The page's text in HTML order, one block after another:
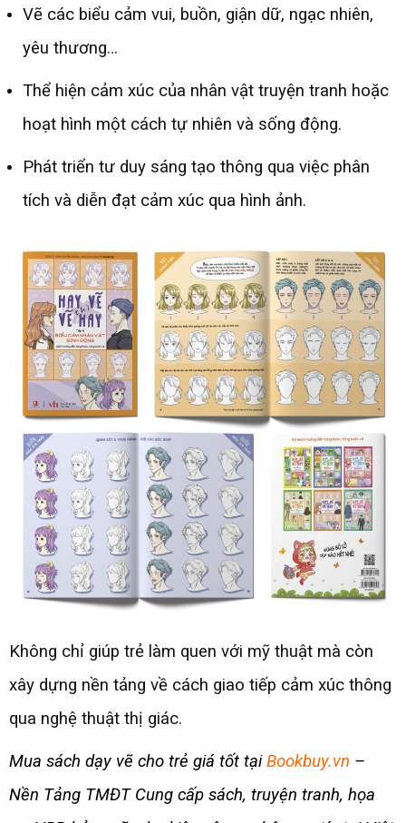
Vẽ các biểu cảm vui, buồn, giận dữ, ngạc nhiên,
yêu thương…
Thể hiện cảm xúc của nhân vật truyện tranh hoặc
hoạt hình một cách tự nhiên và sống động.
Phát triển tư duy sáng tạo thông qua việc phân
tích và diễn đạt cảm xúc qua hình ảnh.
Không chỉ giúp trẻ làm quen với mỹ thuật mà còn
xây dựng nền tảng về cách giao tiếp cảm xúc thông
qua nghệ thuật thị giác.
Mua sách dạy vẽ cho trẻ giá tốt tạiBookbuy.vn –
Nền Tảng TMĐT Cung cấp sách, truyện tranh, họa